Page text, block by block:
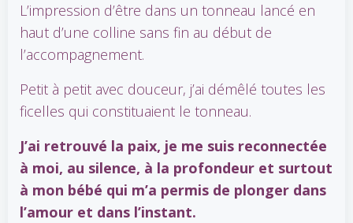
L’impression d’être dans un tonneau lancé en
haut d’une colline sans fin au début de
l’accompagnement.
Petit à petit avec douceur, j’ai démêlé toutes les
ficelles qui constituaient le tonneau.
J’ai retrouvé la paix, je me suis reconnectée
à moi, au silence, à la profondeur et surtout
à mon bébé qui m’a permis de plonger dans
l’amour et dans l’instant.